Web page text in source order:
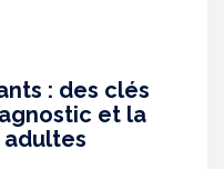
travaillant dans les
les
hébergeant des
des personnes à
un déploiement
: des clés
et la
adultes